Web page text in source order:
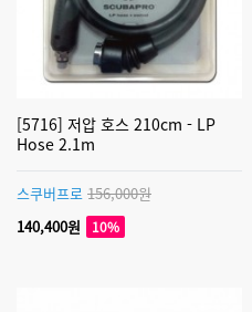
[5716] 저압 호스 210cm - LP
Hose 2.1m
스쿠버프로 156,000원
140,400원
10%